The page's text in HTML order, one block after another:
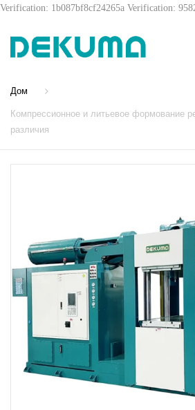
Verification: 1b087bf8cf24265a Verification:
Дом
Компрессионное и литьевое формование
различия